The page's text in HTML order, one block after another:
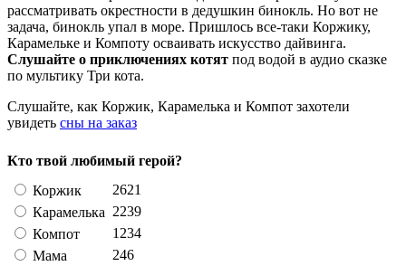
рассматривать окрестности в дедушкин бинокль. Но вот не
задача, бинокль упал в море. Пришлось все-таки Коржику,
Карамельке и Компоту осваивать искусство дайвинга.
Слушайте о приключениях котят под водой в аудио сказке
по мультику Три кота.
Слушайте, как Коржик, Карамелька и Компот захотели
увидеть сны на заказ
Кто твой любимый герой?
Коржик
2621
Карамелька 2239
Компот
1234
Мама
246